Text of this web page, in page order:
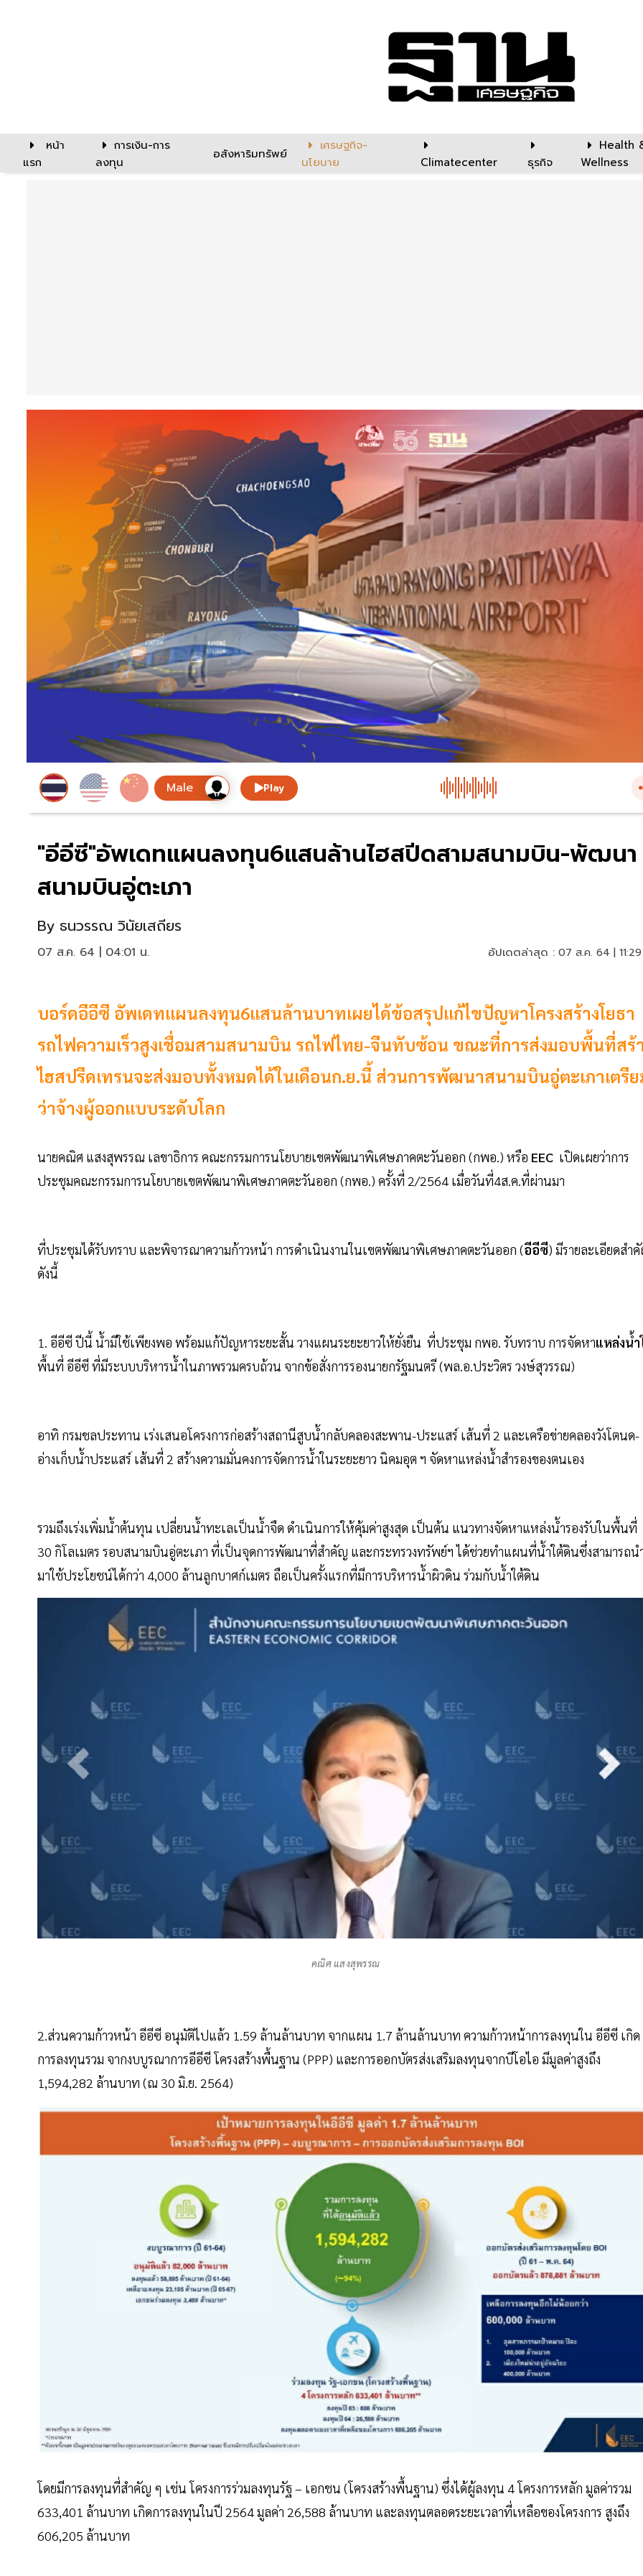
หน้า
แรก
การเงิน-การ
ลงทุน
อสังหาริมทรัพย์
เศรษฐกิจ-
นโยบาย
Climatecenter ธุรกิจ
Health
Wellness
Play
"อีอีซี"อัพเดทแผนลงทุน6แสนล้านไฮสปีดสามสนามบิน-พัฒนา
สนามบินอู่ตะเภา
By ธนวรรณ วินัยเสถียร
07 ส.ค. 64 | 04:01 น. อัปเดตล่าสุด : 07 ส.ค. 64 |
บอร์ดอีอีซี อัพเดทแผนลงทุน6แสนล้านบาทเผยได้ข้อสรุปแก้ไขปัญหาโครงสร้างโยธา
รถไฟความเร็วสูงเชื่อมสามสนามบิน รถไฟไทย-จีนทับซ้อน ขณะที่การส่งมอบพื้นที่สร้
ไฮสปรีดเทรนจะส่งมอบทั้งหมดได้ในเดือนก.ย.นี้ ส่วนการพัฒนาสนามบินอู่ตะเภาเตรี
ว่าจ้างผู้ออกแบบระดับโลก
นายคณิศ แสงสุพรรณ เลขาธิการ คณะกรรมการนโยบายเขตพัฒนาพิเศษภาคตะวันออก (กพอ.) หรือ EEC เปิดเผยว่าการ
ประชุมคณะกรรมการนโยบายเขตพัฒนาพิเศษภาคตะวันออก (กพอ.) ครั้งที่ 2/2564 เมื่อวันที่4ส.ค.ที่ผ่านมา
ที่ประชุมได้รับทราบ และพิจารณาความก้าวหน้า การดำเนินงานในเขตพัฒนาพิเศษภาคตะวันออก (อีอีซี) มีรายละเอียดสำ
ดังนี้
1. อีอีซี ปีนี้ น้ำมีใช้เพียงพอ พร้อมแก้ปัญหาระยะสั้น วางแผนระยะยาวให้ยั่งยืน ที่ประชุม กพอ. รับทราบ การจัดหาแหล่งน้ำ
พื้นที่ อีอีซี ที่มีระบบบริหารน้ำในภาพรวมครบถ้วน จากข้อสั่งการรองนายกรัฐมนตรี (พล.อ.ประวิตร วงษ์สุวรรณ)
อาทิ กรมชลประทาน เร่งเสนอโครงการก่อสร้างสถานีสูบน้ำกลับคลองสะพาน-ประแสร์ เส้นที่ 2 และเครือข่ายคลองวังโตนด-
อ่างเก็บน้ำประแสร์ เส้นที่ 2 สร้างความมั่นคงการจัดการน้ำในระยะยาว นิคมอุต ฯ จัดหาแหล่งน้ำสำรองของตนเอง
รวมถึงเร่งเพิ่มน้ำต้นทุน เปลี่ยนน้ำทะเลเป็นน้ำจืด ดำเนินการให้คุ้มค่าสูงสุด เป็นต้น แนวทางจัดหาแหล่งน้ำรองรับในพื้นที่
30 กิโลเมตร รอบสนามบินอู่ตะเภา ที่เป็นจุดการพัฒนาที่สำคัญ และกระทรวงทรัพย์ฯ ได้ช่วยทำแผนที่น้ำใต้ดินซึ่งสามารถน
มาใช้ประโยชน์ได้กว่า 4,000 ล้านลูกบาศก์เมตร ถือเป็นครั้งแรกที่มีการบริหารน้ำผิวดิน ร่วมกับน้ำใต้ดิน
คณิศ แสงสุพรรณ
2.ส่วนความก้าวหน้า อีอีซี อนุมัติไปแล้ว 1.59 ล้านล้านบาท จากแผน 1.7 ล้านล้านบาท ความก้าวหน้าการลงทุนใน อีอีซี เกิด
การลงทุนรวม จากงบบูรณาการอีอีซี โครงสร้างพื้นฐาน (PPP) และการออกบัตรส่งเสริมลงทุนจากบีโอไอ มีมูลค่าสูงถึง
1,594,282 ล้านบาท (ณ 30 มิ.ย. 2564)
โดยมีการลงทุนที่สำคัญ ๆ เช่น โครงการร่วมลงทุนรัฐ – เอกชน (โครงสร้างพื้นฐาน) ซึ่งได้ผู้ลงทุน 4 โครงการหลัก มูลค่ารวม
633,401 ล้านบาท เกิดการลงทุนในปี 2564 มูลค่า 26,588 ล้านบาท และลงทุนตลอดระยะเวลาที่เหลือของโครงการ สูงถึง
606,205 ล้านบาท